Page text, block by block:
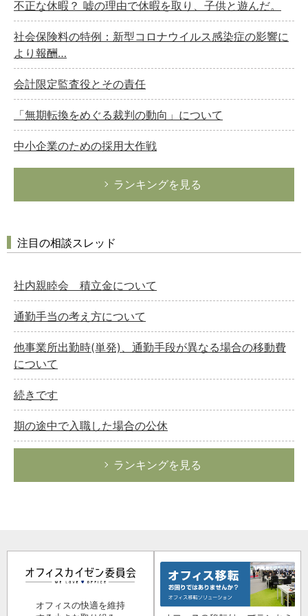
不正な休暇？ 嘘の理由で休暇を取り、子供と遊んだ。
社会保険料の特例：新型コロナウイルス感染症の影響に
より報酬…
会計限定監査役とその責任
「無期転換をめぐる裁判の動向」について
中小企業のための採用大作戦
ランキングを見る
注目の相談スレッド
社内親睦会 積立金について
通勤手当の考え方について
他事業所出勤時(単発)、通勤手段が異なる場合の移動費
について
続きです
期の途中で入職した場合の公休
ランキングを見る
オフィスの快適を維持